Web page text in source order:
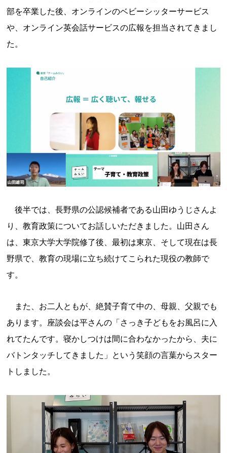
部を卒業した後、オンラインのベビーシッターサービス
や、オンライン英会話サービスの広報を担当されてきまし
た。
後半では、長野県の公認候補者である山田ゆうじさんよ
り、教育政策についてお話しいただきました。山田さん
は、東京大学大学院修了後、最初は東京、そして現在は長
野県で、教育の現場に立ち続けてこられた現役の教師で
す。
また、お二人ともが、絶賛子育て中の、母親、父親でも
あります。座談会は平さんの「さっき子どもをお風呂に入
れてたんです。寝かしつけは間に合わなかったから、夫に
バトンタッチしてきました」という笑顔の言葉からスター
トしました。